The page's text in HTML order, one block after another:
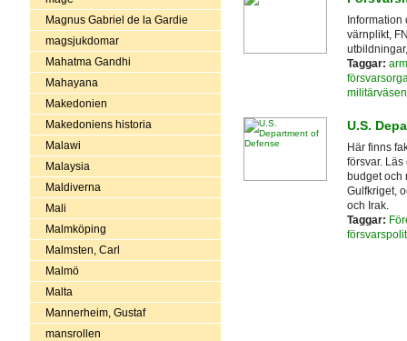
Magnus Gabriel de la Gardie
magsjukdomar
Mahatma Gandhi
Mahayana
Makedonien
Makedoniens historia
Malawi
Malaysia
Maldiverna
Mali
Malmköping
Malmsten, Carl
Malmö
Malta
Mannerheim, Gustaf
mansrollen
värnplikt,
Taggar:
militärväsen
U.S.
Här finns
försvar.
budget och
Gulfkriget,
och Irak.
Taggar: